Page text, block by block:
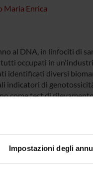
Impostazioni degli
Maria Enrica
al DNA, in linfociti di
tutti occupati in
identificati diversi
indicatori di
come test di
di genotossicità diretta
attraverso
subito, infatti gli enzimi
nucleotide (NER)
di tipo ossidativo o
test di genotossicità
modificato